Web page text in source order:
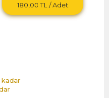
180,00 TL / Adet
kadar